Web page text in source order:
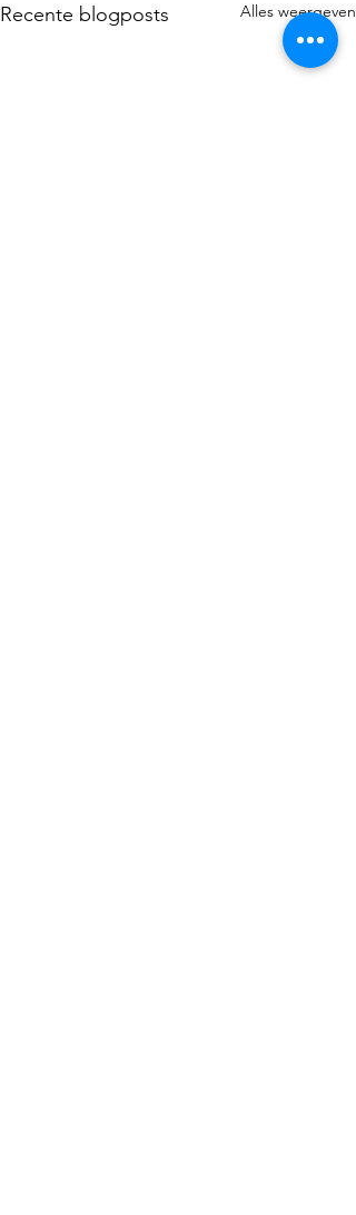
Recente blogposts Alles weergeven